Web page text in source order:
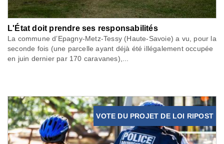
L'État doit prendre ses responsabilités
La commune d’Epagny-Metz-Tessy (Haute-Savoie) a vu, pour la
seconde fois (une parcelle ayant déjà été illégalement occupée
en juin dernier par 170 caravanes),...
VOTE DU PROJET DE LOI RIPOST